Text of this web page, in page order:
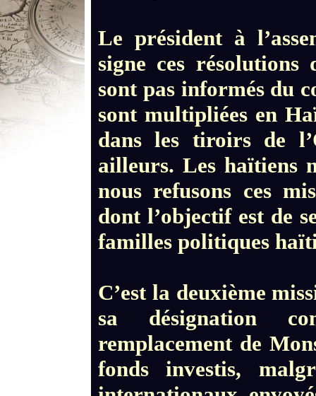
Le président à
signe ces résolutions
sont pas informés du
sont multipliées en
dans les tiroirs de
ailleurs. Les haïtiens
nous refusons ces
dont l’objectif est de
familles politiques
C’est la deuxième
sa désignation
remplacement de
fonds investis,